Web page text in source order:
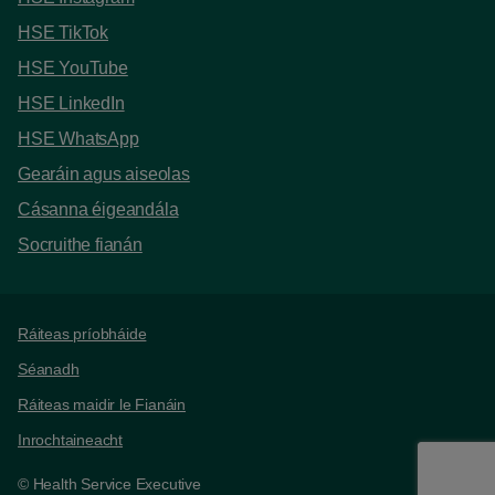
HSE TikTok
HSE YouTube
HSE LinkedIn
HSE WhatsApp
Gearáin agus aiseolas
Cásanna éigeandála
Socruithe fianán
Support links
Ráiteas príobháide
Séanadh
Ráiteas maidir le Fianáin
Inrochtaineacht
© Health Service Executive